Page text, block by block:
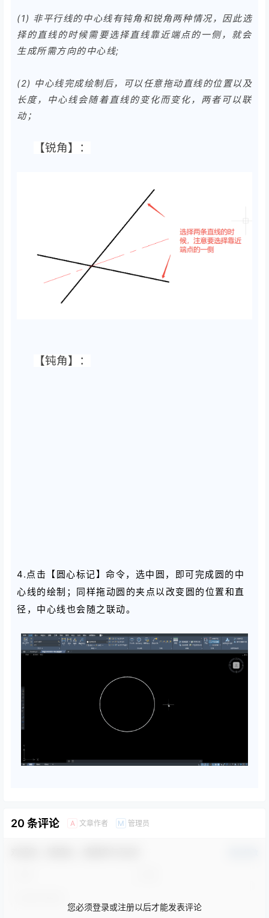
(1) 非平行线的中心线有钝角和锐角两种情况，因此选
择的直线的时候需要选择直线靠近端点的一侧，就会
生成所需方向的中心线;
(2) 中心线完成绘制后，可以任意拖动直线的位置以及
长度，中心线会随着直线的变化而变化，两者可以联
动；
【锐角】：
【钝角】：
心线的绘制；同样拖动圆的夹点以改变圆的位置和直
径，中心线也会随之联动。